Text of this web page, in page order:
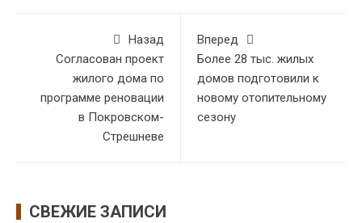
Назад
Согласован проект
жилого дома по
программе реновации
в Покровском-
Стрешневе
Вперед
Более 28 тыс. жилых
домов подготовили к
новому отопительному
сезону
СВЕЖИЕ ЗАПИСИ